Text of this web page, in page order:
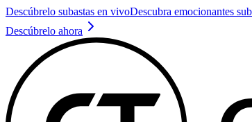
Descúbrelo subastas en vivoDescubra emocionantes
Descúbrelo ahora